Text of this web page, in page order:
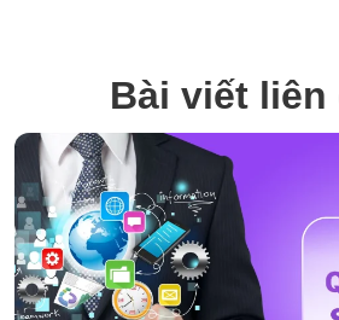
Bài viết liên